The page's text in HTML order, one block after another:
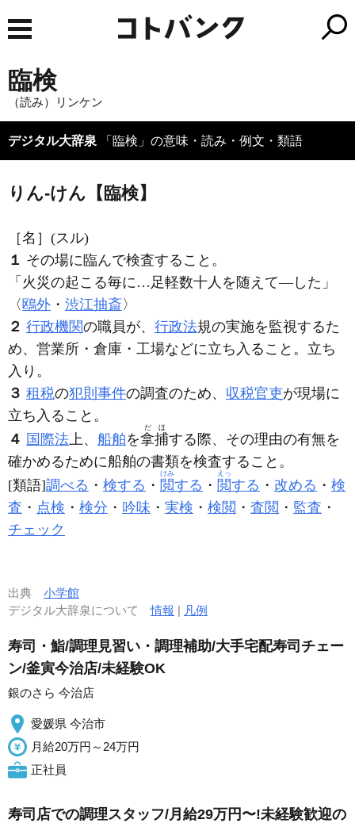
臨検
（読み）リンケン
デジタル大辞泉 「臨検」の意味・読み・例文・類語
りん‐けん【臨検】
［名］ (スル)
１ その場に臨んで検査すること。
「火災の起こる毎に…足軽数十人を随えて―した」
〈鴎外 ・ 渋江抽斎〉
２ 行政機関の職員が、 行政法規の実施を監視するた
め、営業所・倉庫・工場などに立ち入ること。立ち
入り。
３ 租税の犯則事件の調査のため、 収税官吏が現場に
立ち入ること。
４ 国際法上、 船舶を拿捕
だほ
する際、その理由の有無を
確かめるために船舶の書類を検査すること。
[類語]調べる ・ 検する ・ 閲
けみ
する ・ 閲
えっ
する ・ 改める ・ 検
査 ・ 点検 ・ 検分 ・ 吟味 ・ 実検 ・ 検閲 ・ 査閲 ・ 監査 ・
チェック
出典 小学館
デジタル大辞泉について情報 | 凡例
寿司・鮨/調理見習い・調理補助/大手宅配寿司チェー
ン/釜寅今治店/未経験OK
銀のさら 今治店
愛媛県 今治市
月給20万円～24万円
正社員
寿司店での調理スタッフ/月給29万円〜!未経験歓迎の